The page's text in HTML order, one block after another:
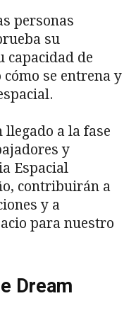
personas
su
capacidad de
se entrena y
a la fase
y
Espacial
contribuirán a
y a
para nuestro
Dream